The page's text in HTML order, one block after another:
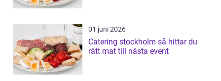
01 juni 2026
Catering stockholm så hittar du
rätt mat till nästa event